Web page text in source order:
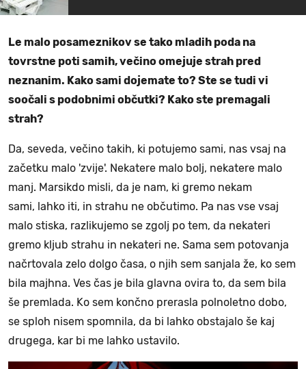
Le malo posameznikov se tako mladih poda na
tovrstne poti samih, večino omejuje strah pred
neznanim. Kako sami dojemate to? Ste se tudi vi
soočali s podobnimi občutki? Kako ste premagali
strah?
Da, seveda, večino takih, ki potujemo sami, nas vsaj na
začetku malo 'zvije'. Nekatere malo bolj, nekatere malo
manj. Marsikdo misli, da je nam, ki gremo nekam
sami, lahko iti, in strahu ne občutimo. Pa nas vse vsaj
malo stiska, razlikujemo se zgolj po tem, da nekateri
gremo kljub strahu in nekateri ne. Sama sem potovanja
načrtovala zelo dolgo časa, o njih sem sanjala že, ko sem
bila majhna. Ves čas je bila glavna ovira to, da sem bila
še premlada. Ko sem končno prerasla polnoletno dobo,
se sploh nisem spomnila, da bi lahko obstajalo še kaj
drugega, kar bi me lahko ustavilo.